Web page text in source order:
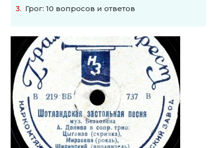
Грог: 10 вопросов и ответов